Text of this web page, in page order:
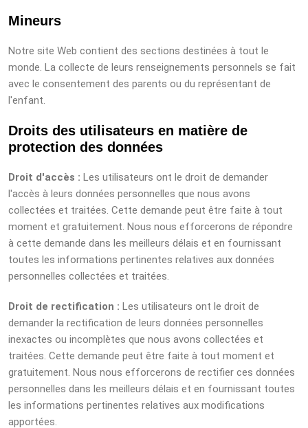
Mineurs
Notre site Web contient des sections destinées à tout le
monde. La collecte de leurs renseignements personnels se fait
avec le consentement des parents ou du représentant de
l'enfant.
Droits des utilisateurs en matière de
protection des données
Droit d'accès : Les utilisateurs ont le droit de demander
l'accès à leurs données personnelles que nous avons
collectées et traitées. Cette demande peut être faite à tout
moment et gratuitement. Nous nous efforcerons de répondre
à cette demande dans les meilleurs délais et en fournissant
toutes les informations pertinentes relatives aux données
personnelles collectées et traitées.
Droit de rectification : Les utilisateurs ont le droit de
demander la rectification de leurs données personnelles
inexactes ou incomplètes que nous avons collectées et
traitées. Cette demande peut être faite à tout moment et
gratuitement. Nous nous efforcerons de rectifier ces données
personnelles dans les meilleurs délais et en fournissant toutes
les informations pertinentes relatives aux modifications
apportées.